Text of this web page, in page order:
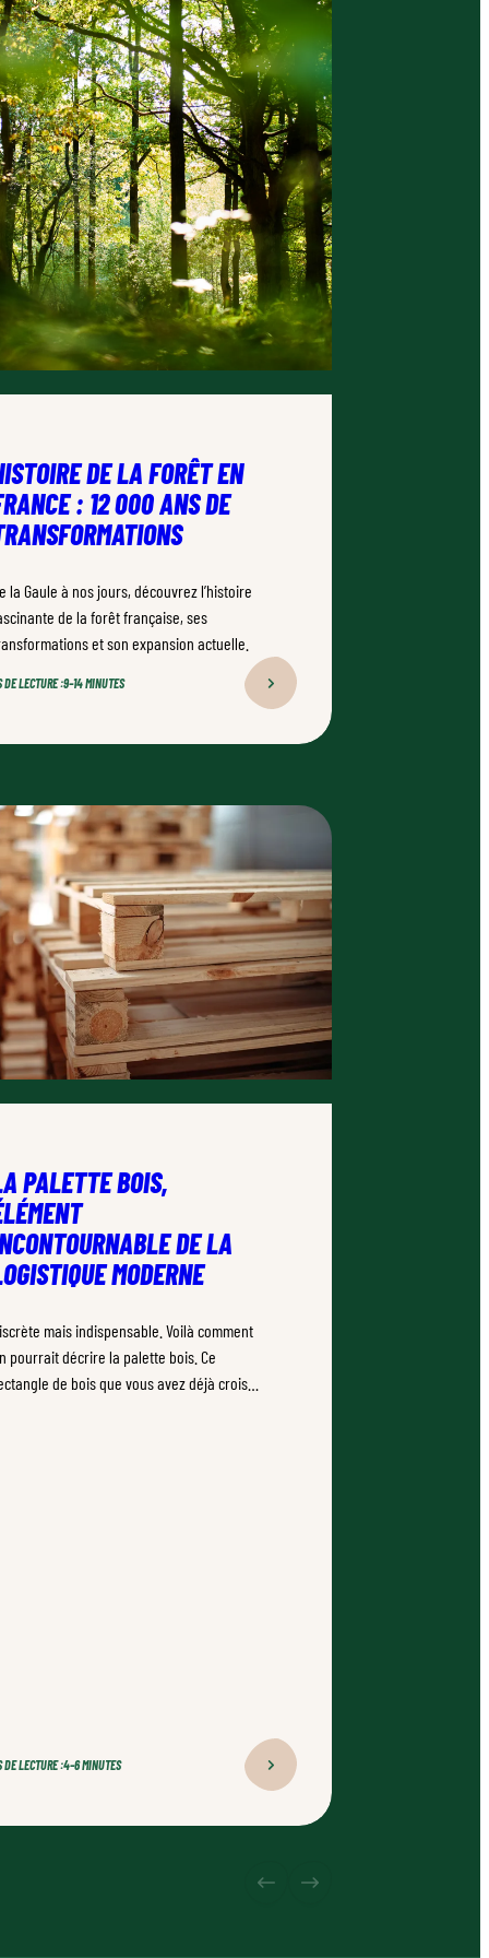
DE LA FORÊT EN
: 12 000 ANS DE
la Gaule à nos jours, découvrez l’histoire
de la forêt française, ses
et son expansion actuelle.
DE LECTURE :9–14 MINUTES
PALETTE BOIS,
DE LA
MODERNE
mais indispensable. Voilà comment
pourrait décrire la palette bois. Ce
de bois que vous avez déjà croisé
DE LECTURE :4–6 MINUTES